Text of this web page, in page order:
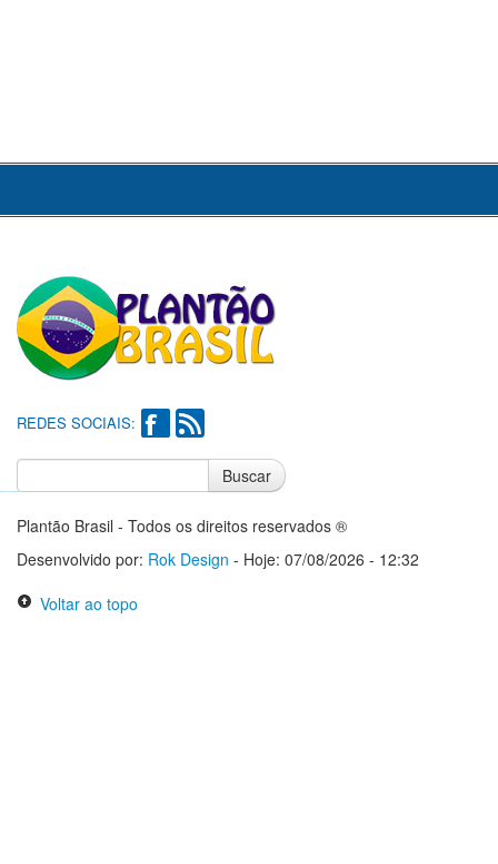
REDES SOCIAIS:
Buscar
Plantão Brasil - Todos os direitos reservados ®
Desenvolvido por: Rok Design - Hoje: 07/08/2026 - 12:32
Voltar ao topo